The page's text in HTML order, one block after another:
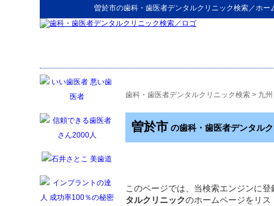
曽於市の歯科・歯医者デンタルクリニック検索／ホー
歯科・歯医者デンタルクリニック検索 > 九州
曽於市 の歯科・歯医者デンタル
このページでは、当検索エンジンに登
タルクリニックのホームページをリ